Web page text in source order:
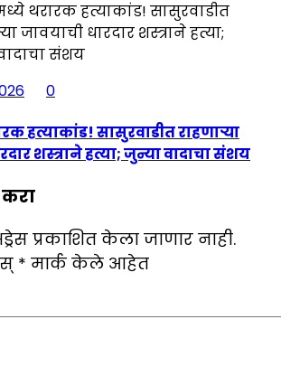
0
हत्याकांड! सासुरवाडीत राहणाऱ्या
शस्त्राने हत्या; जुन्या वादाचा संशय
करा
प्रकाशित केला जाणार नाही.
* मार्क केले आहेत